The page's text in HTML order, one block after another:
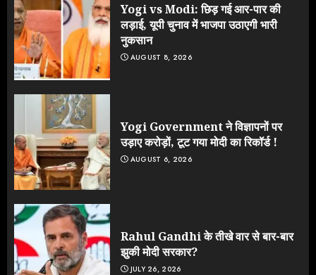
Yogi vs Modi: छिड़ गई आर-पार की
लड़ाई, यूपी चुनाव में भाजपा उठाएगी भारी
नुकसान
AUGUST 8, 2026
Yogi Government ने विज्ञापनों पर
उड़ाए करोड़ों, टूट गया मोदी का रिकॉर्ड !
AUGUST 6, 2026
Rahul Gandhi के तीखे वार से बार-बार
झुकी मोदी सरकार?
JULY 26, 2026